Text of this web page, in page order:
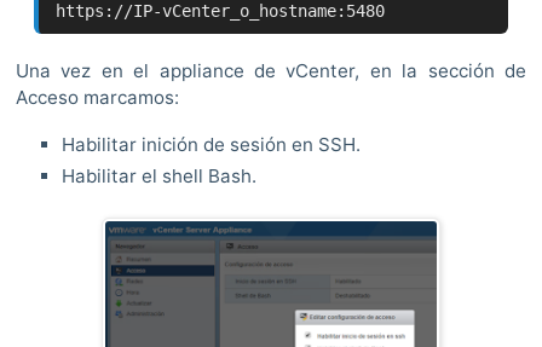
https://IP-vCenter_o_hostname:5480
Una vez en el appliance de vCenter, en la sección de
Acceso marcamos:
Habilitar inición de sesión en SSH.
Habilitar el shell Bash.